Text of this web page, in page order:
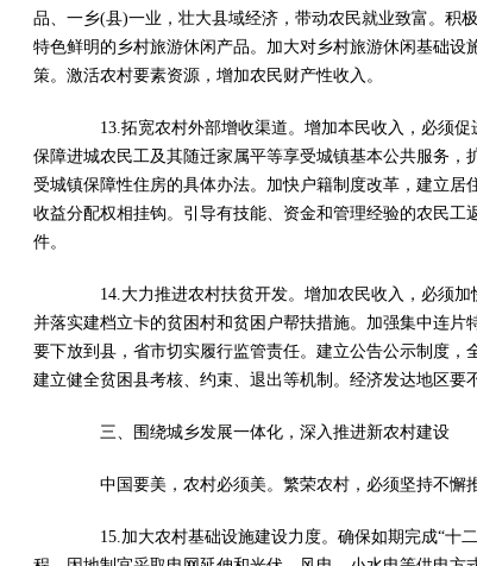
品、一乡(县)一业，壮大县域经济，带动农民就业致富。积
特色鲜明的乡村旅游休闲产品。加大对乡村旅游休闲基础
策。激活农村要素资源，增加农民财产性收入。
13.拓宽农村外部增收渠道。增加本民收入，必须促
保障进城农民工及其随迁家属平等享受城镇基本公共服务
受城镇保障性住房的具体办法。加快户籍制度改革，建立
收益分配权相挂钩。引导有技能、资金和管理经验的农民
件。
14.大力推进农村扶贫开发。增加农民收入，必须加
并落实建档立卡的贫困村和贫困户帮扶措施。加强集中连
要下放到县，省市切实履行监管责任。建立公告公示制度
建立健全贫困县考核、约束、退出等机制。经济发达地区要
三、围绕城乡发展一体化，深入推进新农村建设
中国要美，农村必须美。繁荣农村，必须坚持不懈推
15.加大农村基础设施建设力度。确保如期完成“十二